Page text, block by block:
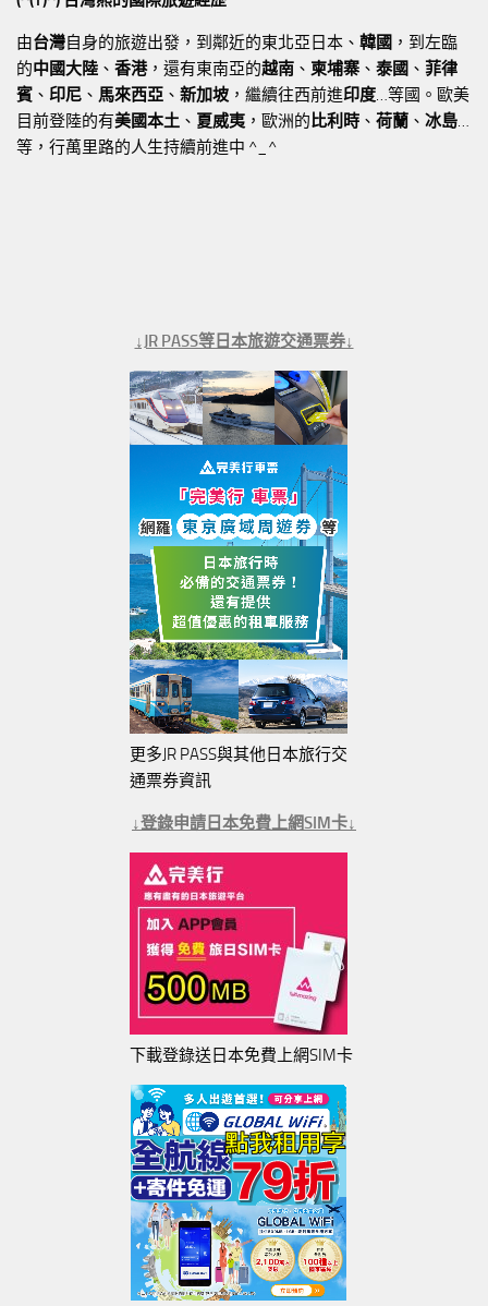
由台灣自身的旅遊出發，到鄰近的東北亞日本、 韓國 ，到左臨
的中國大陸 、 香港，還有東南亞的越南 、 柬埔寨 、 泰國 、 菲律
賓 、 印尼 、 馬來西亞 、 新加坡 ，繼續往西前進印度…等國。歐美
目前登陸的有美國本土 、 夏威夷 ，歐洲的比利時 、 荷蘭 、 冰島…
等，行萬里路的人生持續前進中 ^_^
↓JR PASS等日本旅遊交通票券↓
更多JR PASS與其他日本旅行交
通票券資訊
↓登錄申請日本免費上網SIM卡↓
下載登錄送日本免費上網SIM卡